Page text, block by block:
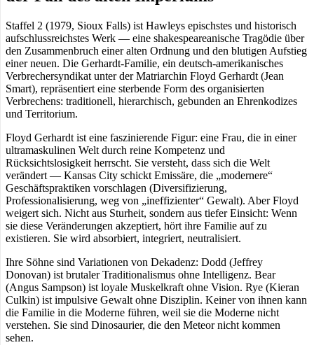
Staffel 2 (1979, Sioux Falls) ist Hawleys epischstes und historisch
aufschlussreichstes Werk — eine shakespeareanische Tragödie über
den Zusammenbruch einer alten Ordnung und den blutigen Aufstieg
einer neuen. Die Gerhardt-Familie, ein deutsch-amerikanisches
Verbrechersyndikat unter der Matriarchin Floyd Gerhardt (Jean
Smart), repräsentiert eine sterbende Form des organisierten
Verbrechens: traditionell, hierarchisch, gebunden an Ehrenkodizes
und Territorium.
Floyd Gerhardt ist eine faszinierende Figur: eine Frau, die in einer
ultramaskulinen Welt durch reine Kompetenz und
Rücksichtslosigkeit herrscht. Sie versteht, dass sich die Welt
verändert — Kansas City schickt Emissäre, die „modernere“
Geschäftspraktiken vorschlagen (Diversifizierung,
Professionalisierung, weg von „ineffizienter“ Gewalt). Aber Floyd
weigert sich. Nicht aus Sturheit, sondern aus tiefer Einsicht: Wenn
sie diese Veränderungen akzeptiert, hört ihre Familie auf zu
existieren. Sie wird absorbiert, integriert, neutralisiert.
Ihre Söhne sind Variationen von Dekadenz: Dodd (Jeffrey
Donovan) ist brutaler Traditionalismus ohne Intelligenz. Bear
(Angus Sampson) ist loyale Muskelkraft ohne Vision. Rye (Kieran
Culkin) ist impulsive Gewalt ohne Disziplin. Keiner von ihnen kann
die Familie in die Moderne führen, weil sie die Moderne nicht
verstehen. Sie sind Dinosaurier, die den Meteor nicht kommen
sehen.